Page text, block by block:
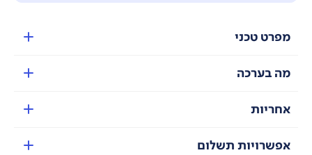
בכוח סוללה מירבי.
מפרט טכני
מה בערכה
אחריות
אפשרויות תשלום